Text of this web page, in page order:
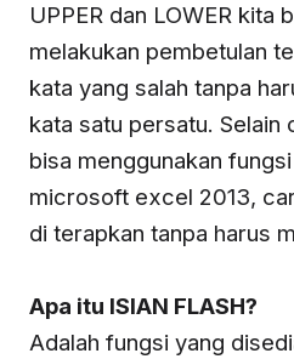
UPPER dan LOWER kita
melakukan pembetulan
kata yang salah tanpa
kata satu persatu. Selain
bisa menggunakan
microsoft excel 2013,
di terapkan tanpa harus
Apa itu ISIAN FLASH?
Adalah fungsi yang